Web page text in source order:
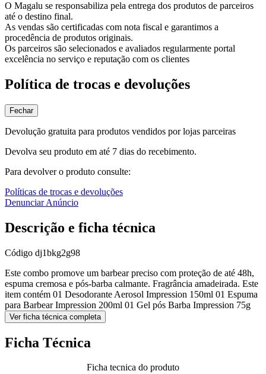
O Magalu se responsabiliza pela entrega dos produtos de parceiros
até o destino final.
As vendas são certificadas com nota fiscal e garantimos a
procedência de produtos originais.
Os parceiros são selecionados e avaliados regularmente portal
excelência no serviço e reputação com os clientes
Política de trocas e devoluções
Fechar
Devolução gratuita para produtos vendidos por lojas parceiras
Devolva seu produto em até 7 dias do recebimento.
Para devolver o produto consulte:
Políticas de trocas e devoluções
Denunciar Anúncio
Descrição e ficha técnica
Código dj1bkg2g98
Este combo promove um barbear preciso com proteção de até 48h,
espuma cremosa e pós-barba calmante. Fragrância amadeirada. Este
item contém 01 Desodorante Aerosol Impression 150ml 01 Espuma
para Barbear Impression 200ml 01 Gel pós Barba Impression 75g
Ver ficha técnica completa
Ficha Técnica
Ficha tecnica do produto